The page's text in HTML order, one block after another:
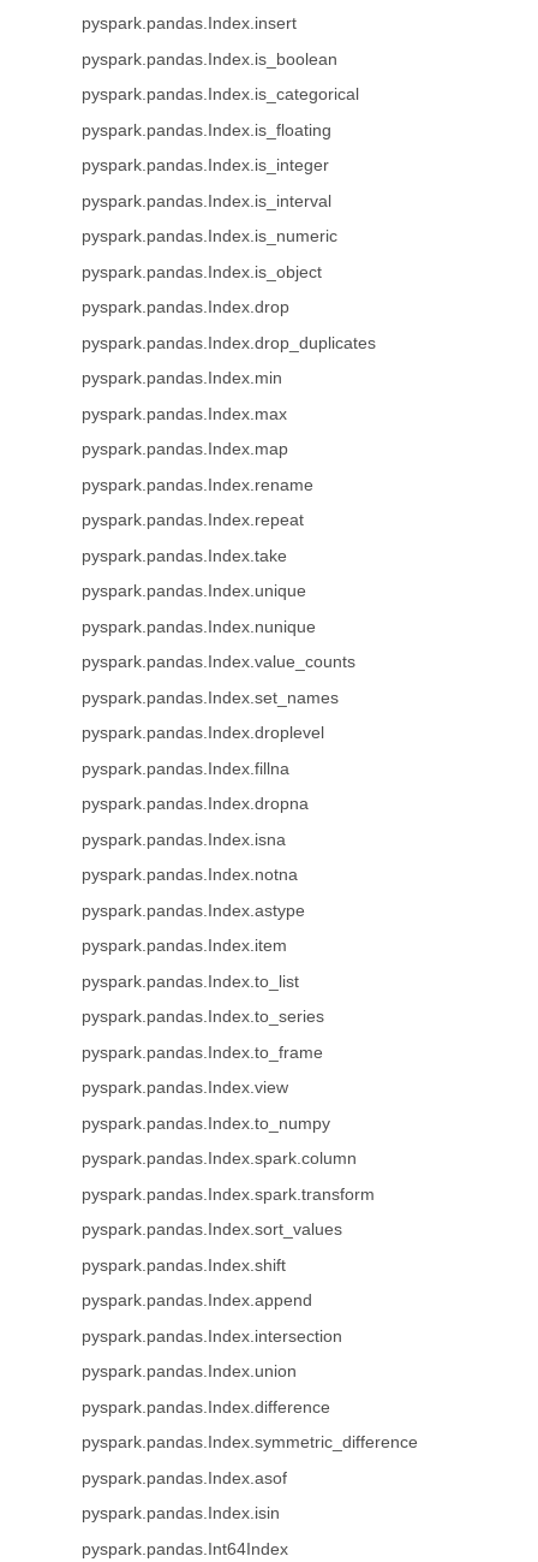
pyspark.pandas.Index.insert
pyspark.pandas.Index.is_boolean
pyspark.pandas.Index.is_categorical
pyspark.pandas.Index.is_floating
pyspark.pandas.Index.is_integer
pyspark.pandas.Index.is_interval
pyspark.pandas.Index.is_numeric
pyspark.pandas.Index.is_object
pyspark.pandas.Index.drop
pyspark.pandas.Index.drop_duplicates
pyspark.pandas.Index.min
pyspark.pandas.Index.max
pyspark.pandas.Index.map
pyspark.pandas.Index.rename
pyspark.pandas.Index.repeat
pyspark.pandas.Index.take
pyspark.pandas.Index.unique
pyspark.pandas.Index.nunique
pyspark.pandas.Index.value_counts
pyspark.pandas.Index.set_names
pyspark.pandas.Index.droplevel
pyspark.pandas.Index.fillna
pyspark.pandas.Index.dropna
pyspark.pandas.Index.isna
pyspark.pandas.Index.notna
pyspark.pandas.Index.astype
pyspark.pandas.Index.item
pyspark.pandas.Index.to_list
pyspark.pandas.Index.to_series
pyspark.pandas.Index.to_frame
pyspark.pandas.Index.view
pyspark.pandas.Index.to_numpy
pyspark.pandas.Index.spark.column
pyspark.pandas.Index.spark.transform
pyspark.pandas.Index.sort_values
pyspark.pandas.Index.shift
pyspark.pandas.Index.append
pyspark.pandas.Index.intersection
pyspark.pandas.Index.union
pyspark.pandas.Index.difference
pyspark.pandas.Index.symmetric_difference
pyspark.pandas.Index.asof
pyspark.pandas.Index.isin
pyspark.pandas.Int64Index